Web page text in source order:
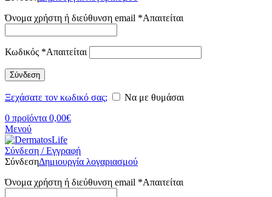
Όνομα χρήστη ή διεύθυνση email *Απαιτείται
Κωδικός *Απαιτείται
Σύνδεση
Ξεχάσατε τον κωδικό σας;
Να με θυμάσαι
0 προϊόντα 0,00€
Μενού
Σύνδεση / Εγγραφή
ΣύνδεσηΔημιουργία λογαριασμού
Όνομα χρήστη ή διεύθυνση email *Απαιτείται